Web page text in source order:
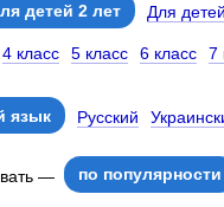
детей 2 лет Для
4 класс 5 класс 6 класс 7
язык Русский
— по популярности